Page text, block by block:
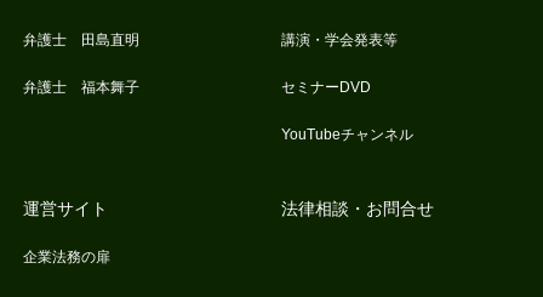
弁護士 田島直明
弁護士 福本舞子
講演・学会発表等
セミナーDVD
YouTubeチャンネル
運営サイト
企業法務の扉
法律相談・お問合せ